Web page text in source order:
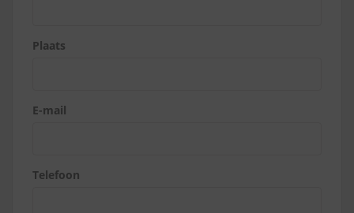
Plaats
E-mail
Telefoon